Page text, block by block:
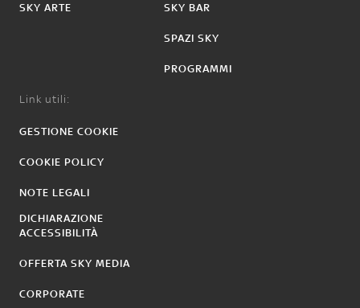
SKY ARTE SKY BAR
SPAZI SKY
PROGRAMMI
Link utili:
GESTIONE COOKIE
COOKIE POLICY
NOTE LEGALI
DICHIARAZIONE
ACCESSIBILITÀ
OFFERTA SKY MEDIA
CORPORATE